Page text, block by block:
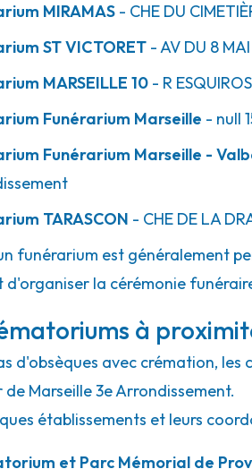
MIRAMAS - CHE DU
ST VICTORET - AV DU 8
MARSEILLE 10 - R ESQUIROS
Funérarium Marseille - null
Funérarium Marseille -
TARASCON - CHE DE LA
funérarium est généralement
la cérémonie
à
d'obsèques avec crémation,
Marseille 3e Arrondissement.
établissements et leurs
et Parc Mémorial de